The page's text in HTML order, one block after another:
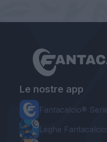
Le nostre app
Fantacalcio®
Leghe